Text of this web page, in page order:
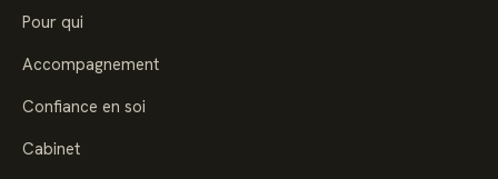
Pour qui
Accompagnement
Confiance en soi
Cabinet